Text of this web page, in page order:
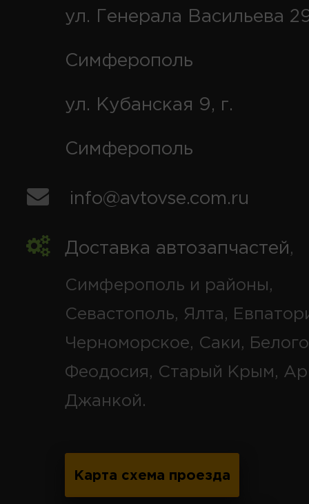
ул. Генерала Васильева
Симферополь
ул. Кубанская 9, г.
Симферополь
info@avtovse.com.ru
Доставка автозапчастей,
Симферополь и районы,
Севастополь, Ялта,
Черноморское, Саки,
Феодосия, Старый Крым,
Джанкой.
Карта схема проезда